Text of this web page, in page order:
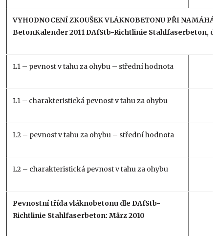
VYHODNOCENÍ ZKOUŠEK VLÁKNOBETONU PŘI
BetonKalender 2011 DAfStb-Richtlinie Stahlfaserbeton,
L1 – pevnost v tahu za ohybu – střední hodnota
L1 – charakteristická pevnost v tahu za ohybu
L2 – pevnost v tahu za ohybu – střední hodnota
L2 – charakteristická pevnost v tahu za ohybu
Pevnostní třída vláknobetonu dle DAfStb-
Richtlinie Stahlfaserbeton: März 2010